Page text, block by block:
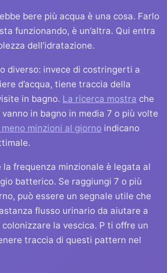
bere più acqua è una cosa. Farlo
funzionando, è un’altra. Qui entra
dell’idratazione.
diverso: invece di costringerti a
d’acqua, tiene traccia della
in bagno. La ricerca mostra che
in bagno in media 7 o più volte
meno minzioni al giorno indicano
frequenza minzionale è legata al
batterico. Se raggiungi 7 o più
può essere un segnale utile che
flusso urinario da aiutare a
la vescica. P ti offre un
traccia di questi pattern nel